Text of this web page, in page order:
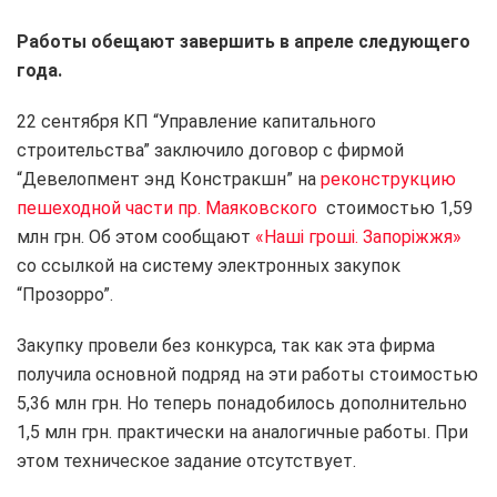
Работы обещают завершить в апреле следующего
года.
22 сентября КП “Управление капитального
строительства” заключило договор с фирмой
“Девелопмент энд Констракшн” на реконструкцию
пешеходной части пр. Маяковского стоимостью 1,59
млн грн. Об этом сообщают «Наші гроші. Запоріжжя»
со ссылкой на систему электронных закупок
“Прозорро”.
Закупку провели без конкурса, так как эта фирма
получила основной подряд на эти работы стоимостью
5,36 млн грн. Но теперь понадобилось дополнительно
1,5 млн грн. практически на аналогичные работы. При
этом техническое задание отсутствует.